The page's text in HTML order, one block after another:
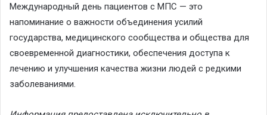
Международный день пациентов с МПС — это
напоминание о важности объединения усилий
государства, медицинского сообщества и общества для
своевременной диагностики, обеспечения доступа к
лечению и улучшения качества жизни людей с редкими
заболеваниями.